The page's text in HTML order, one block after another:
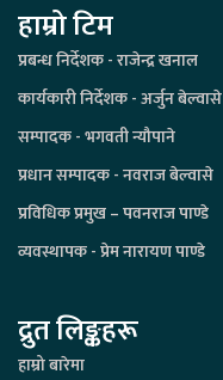
हाम्रो टिम
प्रबन्ध निर्देशक - राजेन्द्र खनाल
कार्यकारी निर्देशक - अर्जुन बेल्वासे
सम्पादक - भगवती न्यौपाने
प्रधान सम्पादक - नवराज बेल्वासे
प्रविधिक प्रमुख – पवनराज पाण्डे
व्यवस्थापक - प्रेम नारायण पाण्डे
द्रुत लिङ्कहरू
हाम्रो बारेमा